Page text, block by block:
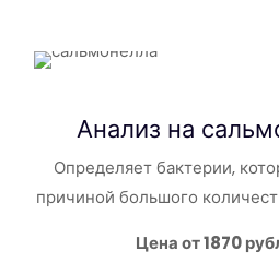
Анализ на
Определяет бактерии,
причиной большого
Цена от 1870